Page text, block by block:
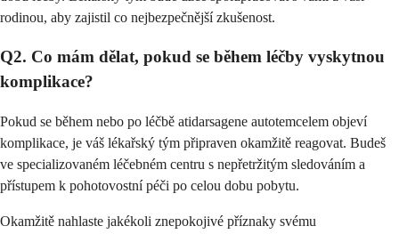
rodinou, aby zajistil co nejbezpečnější zkušenost.
Q2. Co mám dělat, pokud se během léčby vyskytnou
komplikace?
Pokud se během nebo po léčbě atidarsagene autotemcelem objeví
komplikace, je váš lékařský tým připraven okamžitě reagovat. Budeš
ve specializovaném léčebném centru s nepřetržitým sledováním a
přístupem k pohotovostní péči po celou dobu pobytu.
Okamžitě nahlaste jakékoli znepokojivé příznaky svému